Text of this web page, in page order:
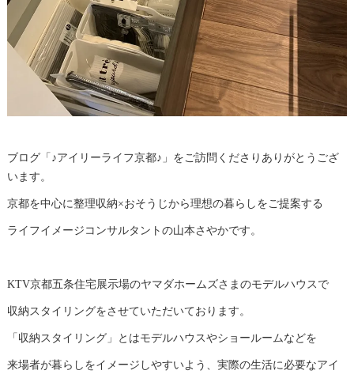
ブログ「♪アイリーライフ京都♪」をご訪問くださりありがとうござ
います。
京都を中心に整理収納×おそうじから理想の暮らしをご提案する
ライフイメージコンサルタントの山本さやかです。
KTV京都五条住宅展示場のヤマダホームズさまのモデルハウスで
収納スタイリングをさせていただいております。
「収納スタイリング」とはモデルハウスやショールームなどを
来場者が暮らしをイメージしやすいよう、実際の生活に必要なアイ